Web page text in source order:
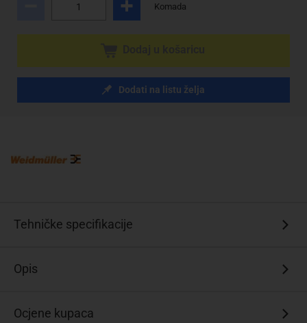
Komada
Dodati na listu želja
Tehničke specifikacije
Opis
Ocjene kupaca